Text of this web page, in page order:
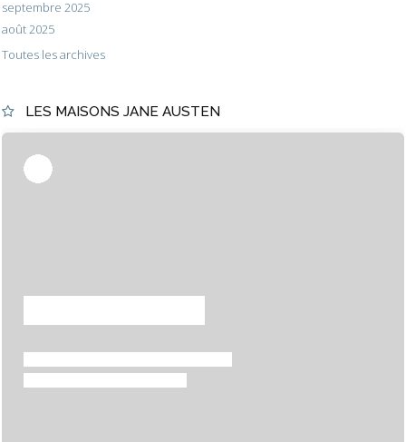
septembre 2025
août 2025
Toutes les archives
LES MAISONS JANE AUSTEN